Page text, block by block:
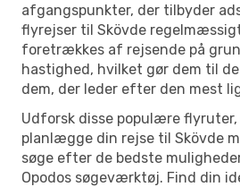
afgangspunkter, der tilbyder
flyrejser til Skövde
foretrækkes af rejsende på
hastighed, hvilket gør dem til
dem, der leder efter den mest
Udforsk disse populære
planlægge din rejse til Skövde
søge efter de bedste
Opodos søgeværktøj. Find din